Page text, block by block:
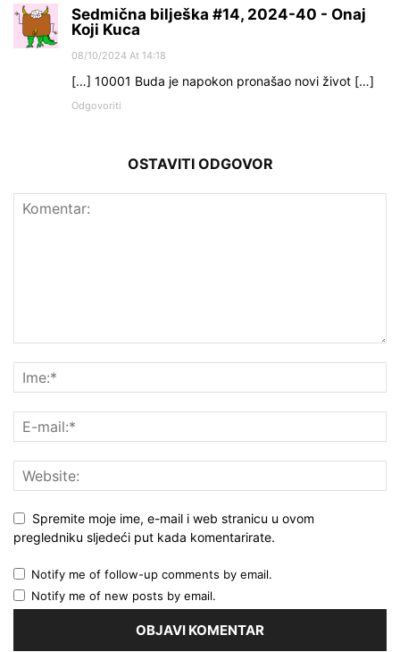
Sedmična bilješka #14, 2024-40 - Onaj
Koji Kuca
08/10/2024 At 14:18
[…] 10001 Buda je napokon pronašao novi život […]
Odgovoriti
OSTAVITI ODGOVOR
Spremite moje ime, e-mail i web stranicu u ovom
pregledniku sljedeći put kada komentarirate.
Notify me of follow-up comments by email.
Notify me of new posts by email.